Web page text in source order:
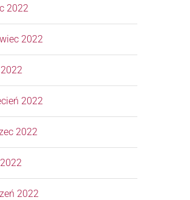
2022
2022
2022
2022
2022